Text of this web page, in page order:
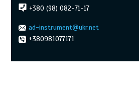
+380 (98) 082-71-17
ad-instrument@ukr.net
+380981077171